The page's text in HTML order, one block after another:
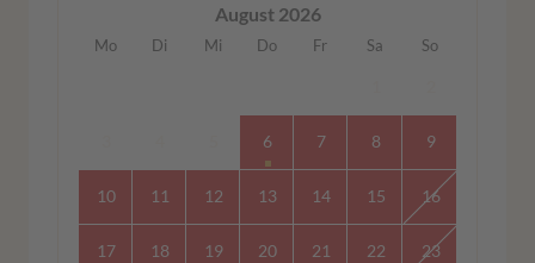
August 2026
Mo Di Mi Do Fr Sa So
6 7 8 9
10 11 12 13 14 15 16
17 18 19 20 21 22 23